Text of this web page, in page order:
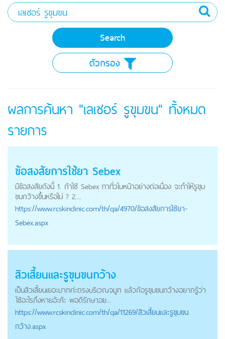
ตัวกรอง
ผลการค้นหา "เลเซอร์ รูขุมขน" ทั้งหมด
รายการ
ข้อสงสัยการใช้ยา Sebex
มีข้อสงสัยดังนี้ 1. ถ้าใช้ Sebex ทาทั่วใบหน้าอย่างต่อเนื่อง จะทำให้รูขุม
ขนกว้างขึ้นหรือไม่ ? 2....
https://www.rcskinclinic.com/th/qa/4970/ข้อสงสัยการใช้ยา-
Sebex.aspx
สิวเสี้ยนและรูขุมขนกว้าง
เป็นสิวเสี้ยนเยอะมากค่ะตรงบริเวณจมูก แล้วก้อรูขุมขนกว้างอยากรู้ว่า
ใช้อะไรถึงหายอ้ะค้ะ พอดีรักษาอย...
https://www.rcskinclinic.com/th/qa/11269/สิวเสี้ยนและรูขุมขน
กว้าง.aspx